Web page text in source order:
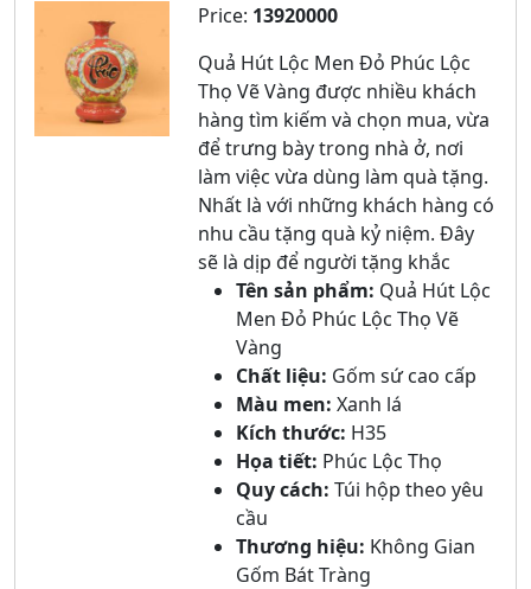
Price: 13920000
Quả Hút Lộc Men Đỏ Phúc Lộc
Thọ Vẽ Vàng được nhiều khách
hàng tìm kiếm và chọn mua, vừa
để trưng bày trong nhà ở, nơi
làm việc vừa dùng làm quà tặng.
Nhất là với những khách hàng có
nhu cầu tặng quà kỷ niệm. Đây
sẽ là dịp để người tặng khắc
Tên sản phẩm: Quả Hút Lộc
Men Đỏ Phúc Lộc Thọ Vẽ
Vàng
Chất liệu: Gốm sứ cao cấp
Màu men: Xanh lá
Kích thước: H35
Họa tiết: Phúc Lộc Thọ
Quy cách: Túi hộp theo yêu
cầu
Thương hiệu: Không Gian
Gốm Bát Tràng